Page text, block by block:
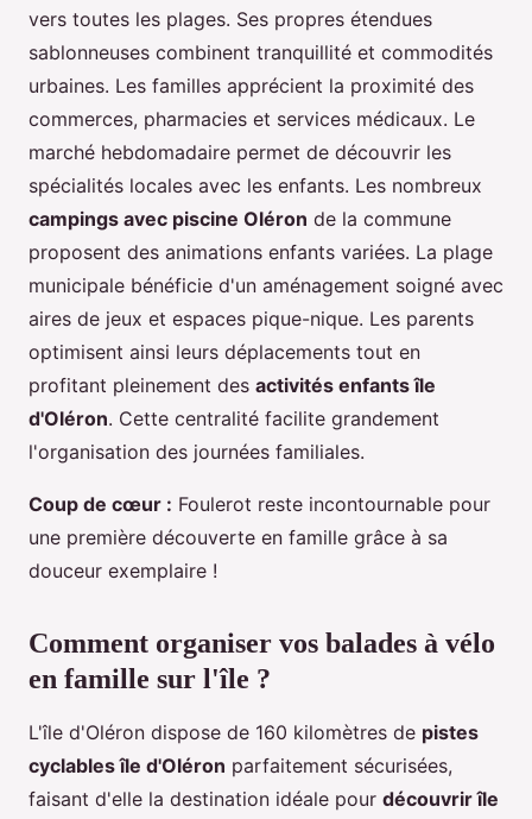
vers toutes les plages. Ses propres étendues
sablonneuses combinent tranquillité et commodités
urbaines. Les familles apprécient la proximité des
commerces, pharmacies et services médicaux. Le
marché hebdomadaire permet de découvrir les
spécialités locales avec les enfants. Les nombreux
campings avec piscine Oléron de la commune
proposent des animations enfants variées. La plage
municipale bénéficie d'un aménagement soigné avec
aires de jeux et espaces pique-nique. Les parents
optimisent ainsi leurs déplacements tout en
profitant pleinement des activités enfants île
d'Oléron. Cette centralité facilite grandement
l'organisation des journées familiales.
Coup de cœur : Foulerot reste incontournable pour
une première découverte en famille grâce à sa
douceur exemplaire !
Comment organiser vos balades à vélo
en famille sur l'île ?
L'île d'Oléron dispose de 160 kilomètres de pistes
cyclables île d'Oléron parfaitement sécurisées,
faisant d'elle la destination idéale pour découvrir île